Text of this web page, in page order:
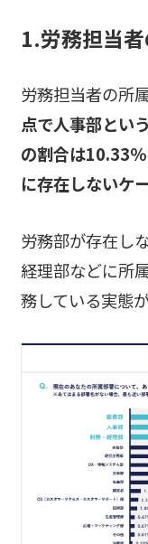
1.労務担当
労務担当者の所
点で人事部とい
の割合は10.33
に存在しないケ
労務部が存在し
経理部などに所
務している実態